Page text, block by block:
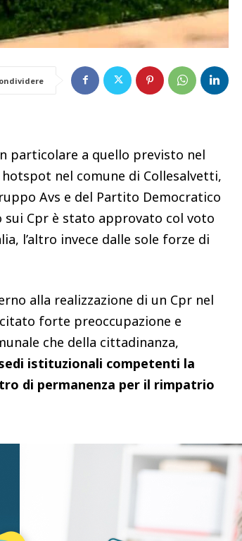
particolare a quello previsto nel
nel comune di Collesalvetti,
Avs e del Partito Democratico
sui Cpr è stato approvato col voto
l’altro invece dalle sole forze di
alla realizzazione di un Cpr nel
forte preoccupazione e
che della cittadinanza,
istituzionali competenti la
di permanenza per il rimpatrio
il Cpr rappresenta il “
fallimento
e crea solo sofferenza, uno spazio
più fragili”.
a sostenere la mozione
paese sia forte nella misura in cui si